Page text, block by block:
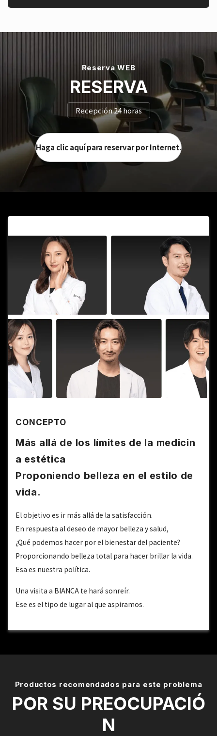
Reserva WEB
RESERVA
Recepción 24 horas
Haga clic aquí para reservar por Internet.
CONCEPTO
Más allá de los límites de la medicin
a estética
Proponiendo belleza en el estilo de
vida.
El objetivo es ir más allá de la satisfacción.
En respuesta al deseo de mayor belleza y salud,
¿Qué podemos hacer por el bienestar del paciente?
Proporcionando belleza total para hacer brillar la vida.
Esa es nuestra política.
Una visita a BIANCA te hará sonreír.
Ese es el tipo de lugar al que aspiramos.
Productos recomendados para este problema
POR SU PREOCUPACIÓ
N